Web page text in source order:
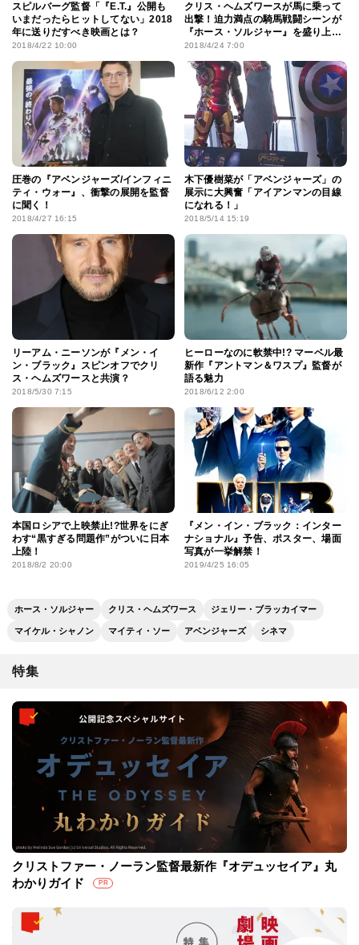
スピルバーグ監督「『E.T.』公開も
いまだったらヒットしてない」2018
年に送りだすべき映画とは？
2018/4/22 10:00
クリス・ヘムズワースが馬に乗って
出撃！迫力満点の騎馬戦闘シーンが
『ホース・ソルジャー』を盛り上げ
る
2018/4/24 7:00
圧巻の『アベンジャーズ/インフィニ
ティ・ウォー』、衝撃の展開を監督
に聞く！
2018/4/27 16:15
木下優樹菜が「アベンジャーズ」の
展示に大興奮「アイアンマンの目線
になれる！」
2018/5/14 15:19
リーアム・ニーソンが『メン・イ
ン・ブラック』スピンオフでクリ
ス・ヘムズワースと共演？
2018/5/30 7:15
ヒーローなのに軟禁中!? マーベル最
新作『アントマン＆ワスプ』監督が
語る魅力
2018/6/12 2:00
本国ロシアで上映禁止!?世界をにぎ
わす“黒すぎる問題作”がついに日本
上陸！
2018/8/2 20:00
『メン・イン・ブラック：インター
ナショナル』予告、ポスター、場面
写真が一挙解禁！
2019/4/25 16:05
ホース・ソルジャー クリス・ヘムズワース ジェリー・ブラッカイマー
マイケル・シャノン マイティ・ソー アベンジャーズ シネマ
特集
クリストファー・ノーラン監督最新作『オデュッセイア』丸
わかりガイド
PR